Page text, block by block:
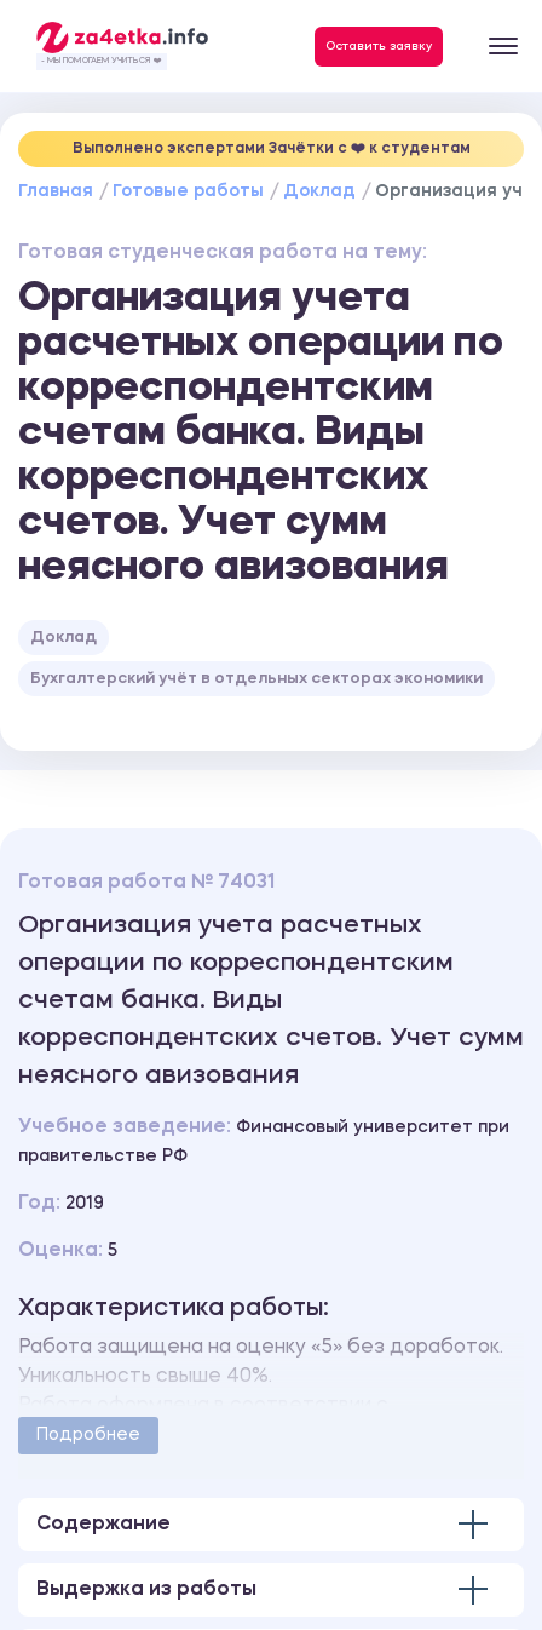
- МЫ ПОМОГАЕМ УЧИТЬСЯ ❤️
Оставить заявку
Выполнено экспертами Зачётки c ❤️ к студентам
Главная Готовые работы Доклад Организация
Готовая студенческая работа на тему:
Организация учета
расчетных операции по
корреспондентским
счетам банка. Виды
корреспондентских
счетов. Учет сумм
неясного авизования
Доклад
Бухгалтерский учёт в отдельных секторах экономики
Готовая работа № 74031
Организация учета расчетных
операции по корреспондентским
счетам банка. Виды
корреспондентских счетов. Учет сумм
неясного авизования
Учебное заведение: Финансовый университет при
правительстве РФ
Год: 2019
Оценка: 5
Характеристика работы:
Работа защищена на оценку «5» без доработок.
Уникальность свыше 40%.
методическими указаниями учебного заведения.
Подробнее
Содержание
Выдержка из работы